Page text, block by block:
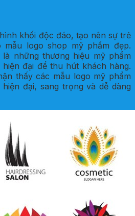
khối độc đáo, tạo nên sự trẻ
logo shop mỹ phẩm đẹp.
là những thương hiệu mỹ phẩm
đại để thu hút khách hàng.
thấy các mẫu logo mỹ phẩm
đại, sang trọng và dễ dàng